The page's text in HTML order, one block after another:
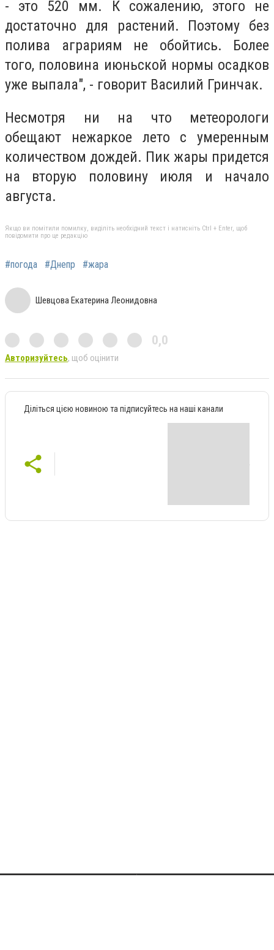
- это 520 мм. К сожалению, этого не
достаточно для растений. Поэтому без
полива аграриям не обойтись. Более
того, половина июньской нормы осадков
уже выпала", - говорит Василий Гринчак.
Несмотря ни на что метеорологи
обещают нежаркое лето с умеренным
количеством дождей. Пик жары придется
на вторую половину июля и начало
августа.
Якщо ви помітили помилку, виділіть необхідний текст і натисніть Ctrl + Enter, щоб
повідомити про це редакцію
#погода #Днепр #жара
Шевцова Екатерина Леонидовна
0,0
Авторизуйтесь, щоб оцінити
Діліться цією новиною та підписуйтесь на наші канали